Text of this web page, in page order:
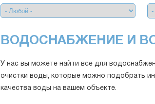
ВОДОСНАБЖЕНИЕ И
У нас вы можете найти все для
очистки воды, которые можно подобрать
качества воды на вашем объекте.